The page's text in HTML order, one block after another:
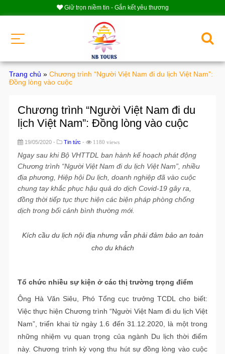
Giữ trọn niềm tin - Gắn kết yêu thương
Trang chủ » Chương trình “Người Việt Nam đi du lịch Việt Nam”:
Đồng lòng vào cuộc
Chương trình “Người Việt Nam đi du
lịch Việt Nam”: Đồng lòng vào cuộc
19/05/2020 - Tin tức - 1180 views
Ngay sau khi Bộ VHTTDL ban hành kế hoạch phát động
Chương trình “Người Việt Nam đi du lịch Việt Nam”, nhiều
địa phương, Hiệp hội Du lịch, doanh nghiệp đã vào cuộc
chung tay khắc phục hậu quả do dịch Covid-19 gây ra,
đồng thời tiếp tục thực hiện các biện pháp phòng chống
dịch trong bối cảnh bình thường mới.
Kích cầu du lịch nội địa nhưng vẫn phải đảm bảo an toàn
cho du khách
Tổ chức nhiều sự kiện ở các thị trường trọng điểm
Ông Hà Văn Siêu, Phó Tổng cục trưởng TCDL cho biết:
Việc thực hiện Chương trình “Người Việt Nam đi du lịch Việt
Nam”, triển khai từ ngày 1.6 đến 31.12.2020, là một trong
những nhiệm vụ quan trọng của ngành Du lịch thời điểm
này. Chương trình kỳ vọng thu hút sự đồng lòng vào cuộc